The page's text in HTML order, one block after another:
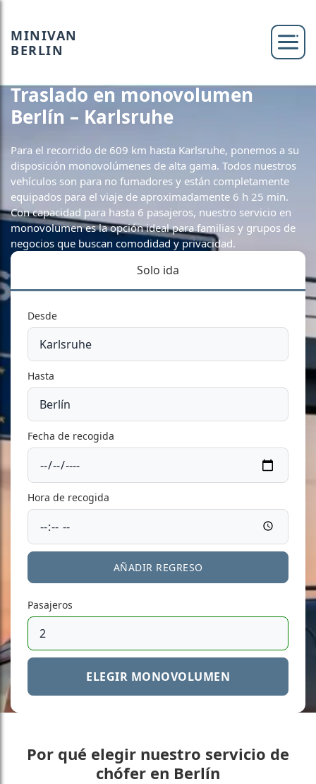
MINIVAN
BERLIN
Traslado en monovolumen
Berlín – Karlsruhe
Para el recorrido de 609 km hasta Karlsruhe, ponemos a su
disposición monovolúmenes de alta gama. Todos nuestros
vehículos son para no fumadores y están completamente
equipados para el viaje de aproximadamente 6 h 25 min.
Con capacidad para hasta 6 pasajeros, nuestro servicio en
monovolumen es la opción ideal para familias y grupos de
negocios que buscan comodidad y privacidad.
Solo ida
Desde
Hasta
Fecha de recogida
Hora de recogida
AÑADIR REGRESO
Pasajeros
ELEGIR MONOVOLUMEN
Por qué elegir nuestro servicio de
chófer en Berlín